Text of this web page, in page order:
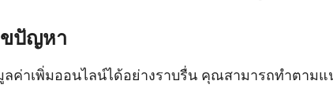
ขปัญหา
ลค่าเพิ่มออนไลน์ได้อย่างราบรื่น คุณสามารถทำตามแ